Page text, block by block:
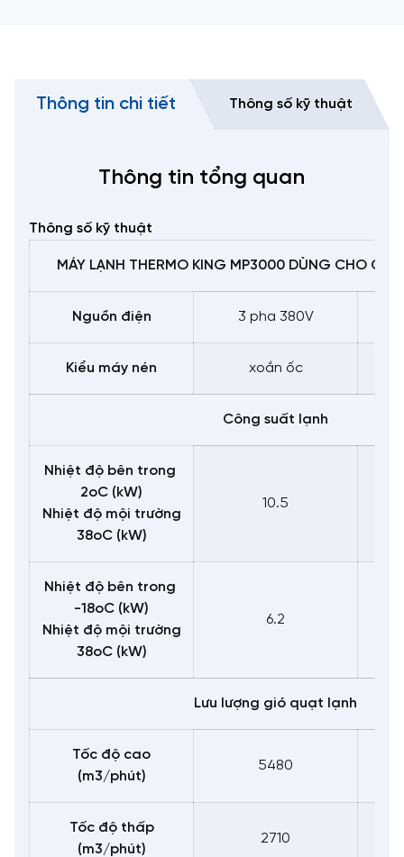
Thông tin chi tiết Thông số kỹ thuật
Thông tin tổng quan
Thông số kỹ thuật
MÁY LẠNH THERMO KING MP3000 DÙNG CHO
Nguồn điện 3 pha 380V
Kiểu máy nén xoắn ốc
Công suất lạnh
Nhiệt độ bên trong
2oC (kW)
Nhiệt độ mội trường
38oC (kW)
10.5
Nhiệt độ bên trong
-18oC (kW)
Nhiệt độ mội trường
38oC (kW)
6.2
Lưu lượng gió quạt lạnh
Tốc độ cao
(m3/phút)
5480
Tốc độ thấp
(m3/phút)
2710